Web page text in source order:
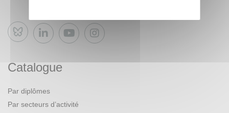
Bluesky
Catalogue
Par diplômes
Par secteurs d’activité